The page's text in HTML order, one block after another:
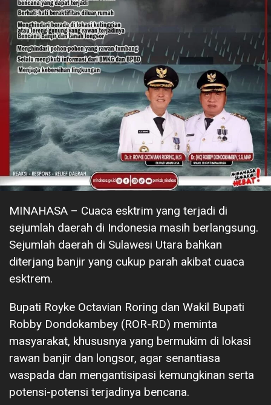
MINAHASA – Cuaca esktrim yang terjadi di
sejumlah daerah di Indonesia masih berlangsung.
Sejumlah daerah di Sulawesi Utara bahkan
diterjang banjir yang cukup parah akibat cuaca
esktrem.
Bupati Royke Octavian Roring dan Wakil Bupati
Robby Dondokambey (ROR-RD) meminta
masyarakat, khususnya yang bermukim di lokasi
rawan banjir dan longsor, agar senantiasa
waspada dan mengantisipasi kemungkinan serta
potensi-potensi terjadinya bencana.